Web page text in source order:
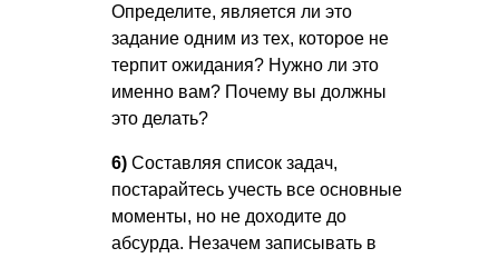
Определите, является ли это
задание одним из тех, которое не
терпит ожидания? Нужно ли это
именно вам? Почему вы должны
это делать?
6) Составляя список задач,
постарайтесь учесть все основные
моменты, но не доходите до
абсурда. Незачем записывать в